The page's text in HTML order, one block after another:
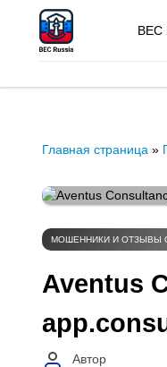
BEC
Главная страница »
МОШЕННИКИ И ОТЗЫВЫ
Aventus
Автор